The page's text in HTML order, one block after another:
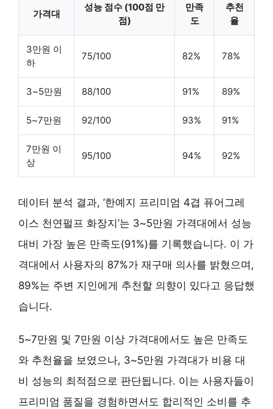
가격대
성능 점수 (100점 만
점)
만족
도
추천
율
3만원 이
하
75/100 82% 78%
3~5만원 88/100 91% 89%
5~7만원 92/100 93% 91%
7만원 이
상
95/100 94% 92%
데이터 분석 결과, ‘한예지 프리미엄 4겹 퓨어그레
이스 천연펄프 화장지’는 3~5만원 가격대에서 성능
대비 가장 높은 만족도(91%)를 기록했습니다. 이 가
격대에서 사용자의 87%가 재구매 의사를 밝혔으며,
89%는 주변 지인에게 추천할 의향이 있다고 응답했
습니다.
5~7만원 및 7만원 이상 가격대에서도 높은 만족도
와 추천율을 보였으나, 3~5만원 가격대가 비용 대
비 성능의 최적점 으로 판단됩니다. 이는 사용자들이
프리미엄 품질을 경험하면서도 합리적인 소비를 추